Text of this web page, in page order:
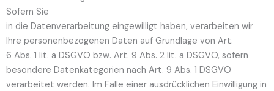
Sofern Sie
in die Datenverarbeitung eingewilligt haben, verarbeiten wir
Ihre personenbezogenen Daten auf Grundlage von Art.
6 Abs. 1 lit. a DSGVO bzw. Art. 9 Abs. 2 lit. a DSGVO, sofern
besondere Datenkategorien nach Art. 9 Abs. 1 DSGVO
verarbeitet werden. Im Falle einer ausdrücklichen Einwilligung in